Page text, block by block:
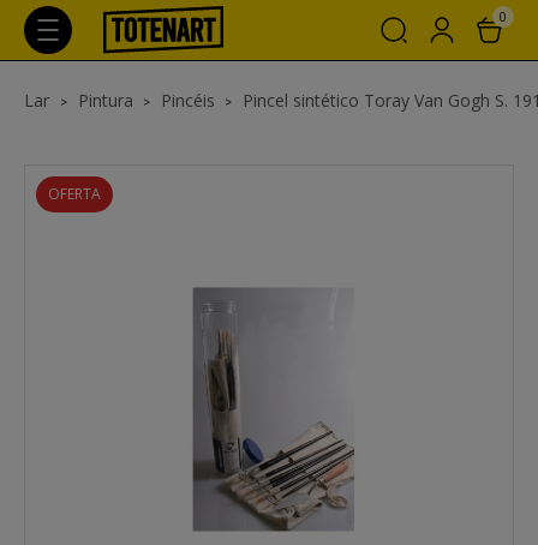
0
Lar Pintura Pincéis Pincel sintético Toray Van Gogh S.
OFERTA